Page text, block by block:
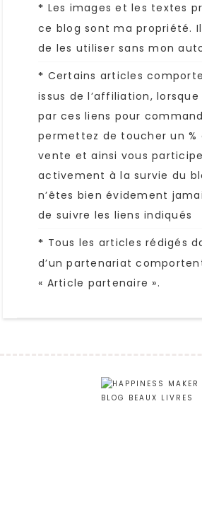
* Les images et les textes
ce blog sont ma propriété.
de les utiliser sans mon
* Certains articles
issus de l’affiliation, lorsque
par ces liens pour
permettez de toucher un %
vente et ainsi vous
activement à la survie du
n’êtes bien évidement
de suivre les liens indiqués
* Tous les articles rédigés
d’un partenariat
« Article partenaire ».